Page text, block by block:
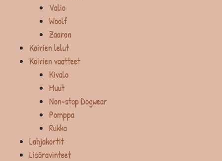
Valio
Woolf
Zaaron
Koirien lelut
Koirien vaatteet
Kivalo
Muut
Non-stop Dogwear
Pomppa
Rukka
Lahjakortit
Lisäravinteet